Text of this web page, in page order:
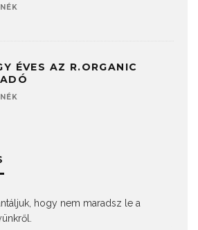
ÉVES AZ R.ORGANIC
hogy nem maradsz le a